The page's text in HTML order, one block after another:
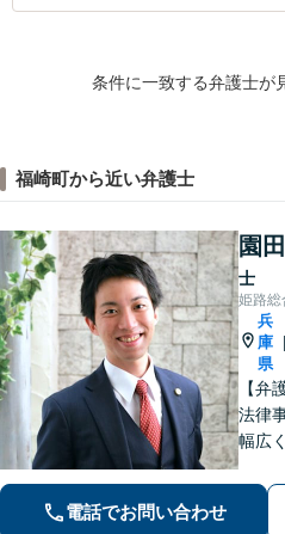
条件に一致する弁護士が
福崎町から近い弁護士
園
士
姫路総
兵
庫
県
【弁
法律
幅広
せん
張し
電話でお問い合わせ